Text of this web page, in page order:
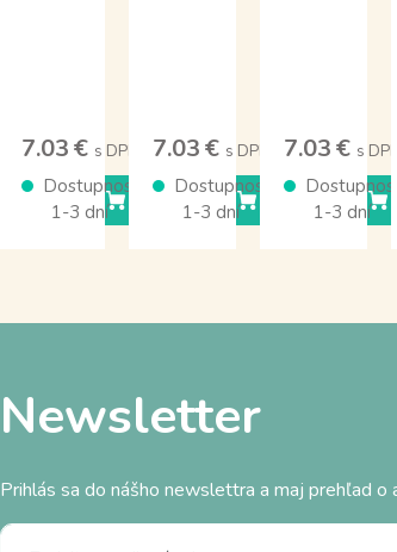
KÚPIŤ
7.03 € s DPH
Dostupnosť
1-3 dní
KÚPIŤ
7.03 € s DPH
Dostupnosť
1-3 dní
KÚPIŤ
7.03 € s DPH
Dostupnosť
1-3 dní
Newsletter
Prihlás sa do nášho newslettra a maj prehľad o